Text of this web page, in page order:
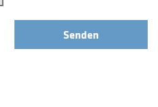
Senden